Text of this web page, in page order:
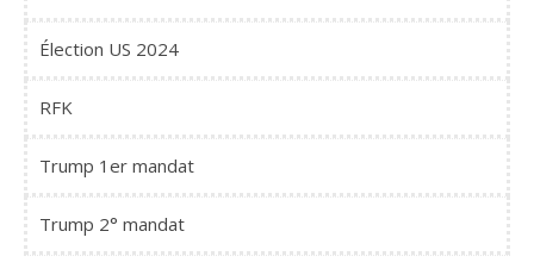
Élection US 2024
RFK
Trump 1er mandat
Trump 2° mandat